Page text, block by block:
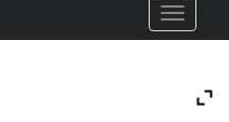
Toggle